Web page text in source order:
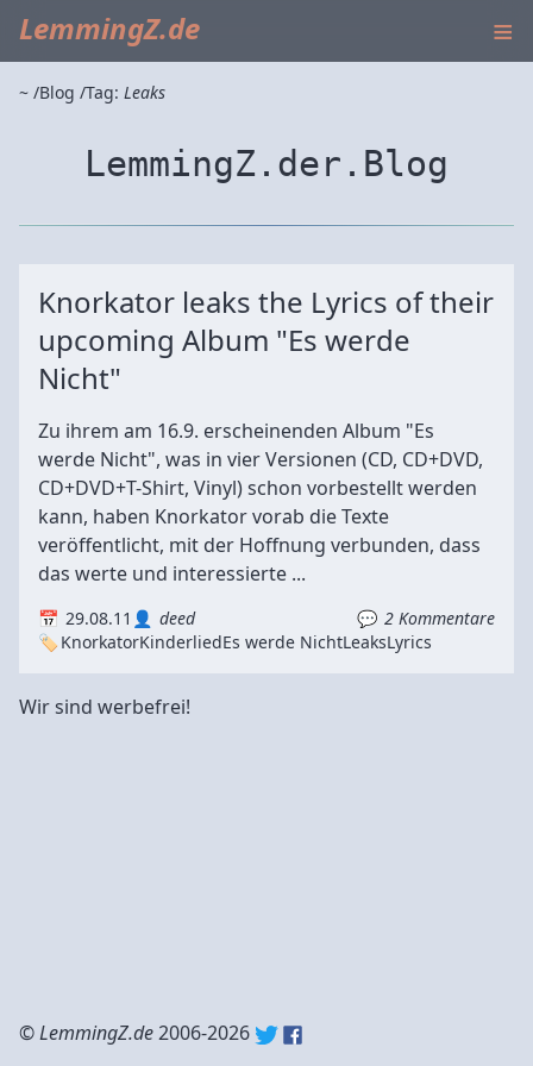
LemmingZ.de ≡
~ Blog Tag: Leaks
LemmingZ.der.Blog
Knorkator leaks the Lyrics of their
upcoming Album "Es werde
Nicht"
Zu ihrem am 16.9. erscheinenden Album "Es
werde Nicht", was in vier Versionen (CD, CD+DVD,
CD+DVD+T-Shirt, Vinyl) schon vorbestellt werden
kann, haben Knorkator vorab die Texte
veröffentlicht, mit der Hoffnung verbunden, dass
das werte und interessierte ...
29.08.11 deed
2 Kommentare
KnorkatorKinderliedEs werde NichtLeaksLyrics
Wir sind werbefrei!
©LemmingZ.de2006-2026